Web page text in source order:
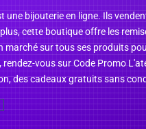
une bijouterie en ligne. Ils
cette boutique offre les
marché sur tous ses produits
vous sur Code Promo
des cadeaux gratuits sans